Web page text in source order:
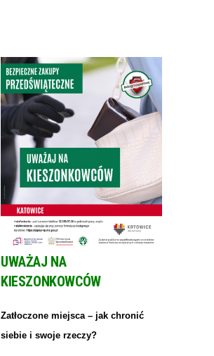
UWAŻAJ NA
KIESZONKOWCÓW
Zatłoczone miejsca – jak chronić
siebie i swoje rzeczy?